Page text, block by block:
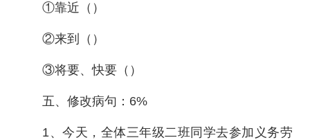
①靠近（）
②来到（）
③将要、快要（）
五、修改病句：6%
1、今天，全体三年级二班同学去参加义务劳